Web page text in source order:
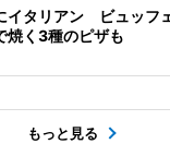
イタリアン ビュッフ
焼く3種のピザも
もっと見る